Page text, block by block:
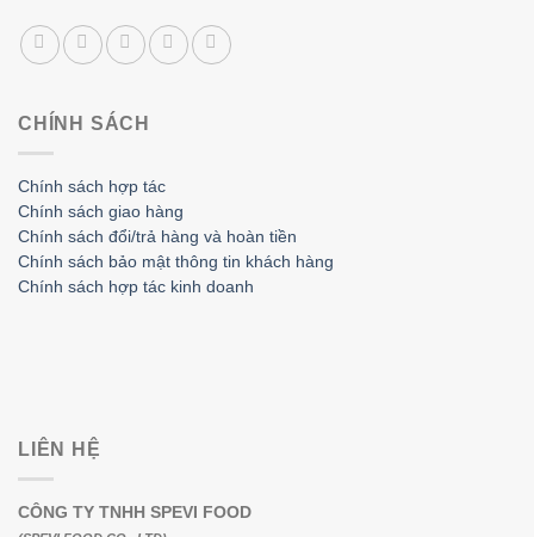
CHÍNH SÁCH
Chính sách hợp tác
Chính sách giao hàng
Chính sách đổi/trả hàng và hoàn tiền
Chính sách bảo mật thông tin khách hàng
Chính sách hợp tác kinh doanh
LIÊN HỆ
CÔNG TY TNHH SPEVI FOOD